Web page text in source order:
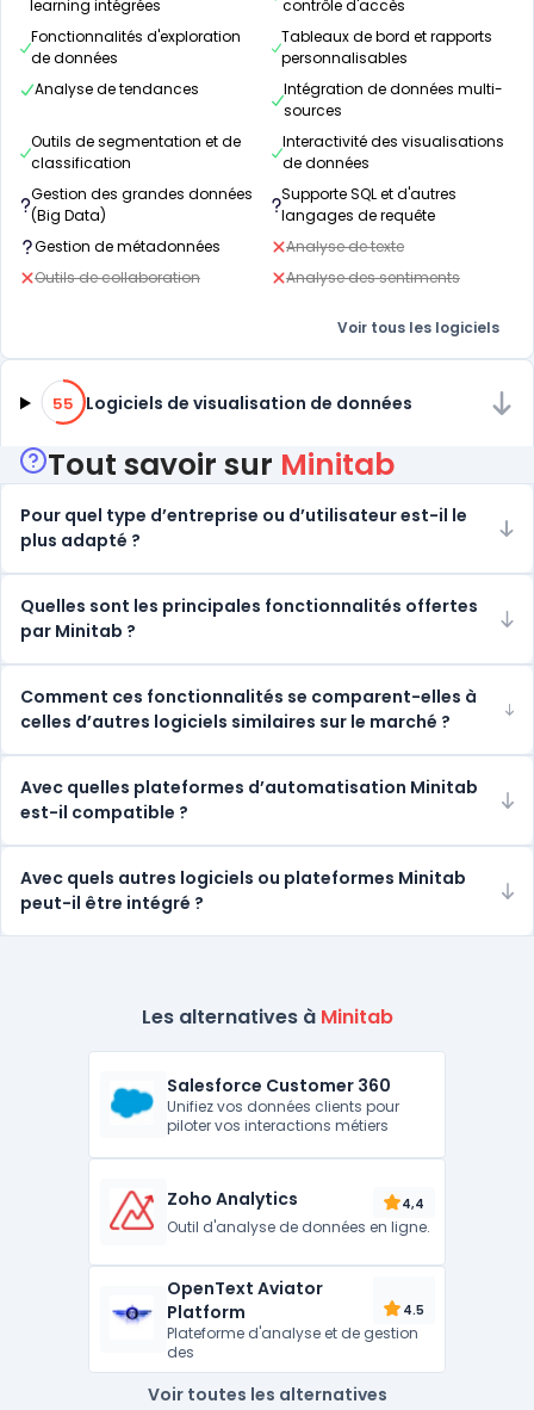
learning intégrées
contrôle d'accès
Fonctionnalités d'exploration
de données
Tableaux de bord et rapports
personnalisables
Analyse de tendances
Intégration de données multi-
sources
Outils de segmentation et de
classification
Interactivité des visualisations
de données
Gestion des grandes données
(Big Data)
Supporte SQL et d'autres
langages de requête
Gestion de métadonnées
Analyse de texte
Outils de collaboration
Analyse des sentiments
Voir tous les logiciels
55% de compatibilité
55 Logiciels de visualisation de données
Tout savoir sur Minitab
Pour quel type d’entreprise ou d’utilisateur est-il le
plus adapté ?
Quelles sont les principales fonctionnalités offertes
par Minitab ?
Comment ces fonctionnalités se comparent-elles à
celles d’autres logiciels similaires sur le marché ?
Avec quelles plateformes d’automatisation Minitab
est-il compatible ?
Avec quels autres logiciels ou plateformes Minitab
peut-il être intégré ?
Les alternatives à Minitab
Salesforce Customer 360
Unifiez vos données clients pour
piloter vos interactions métiers
Zoho Analytics 4,4
Outil d'analyse de données en ligne.
OpenText Aviator
Platform
4.5
Plateforme d'analyse et de gestion
des
Voir toutes les alternatives